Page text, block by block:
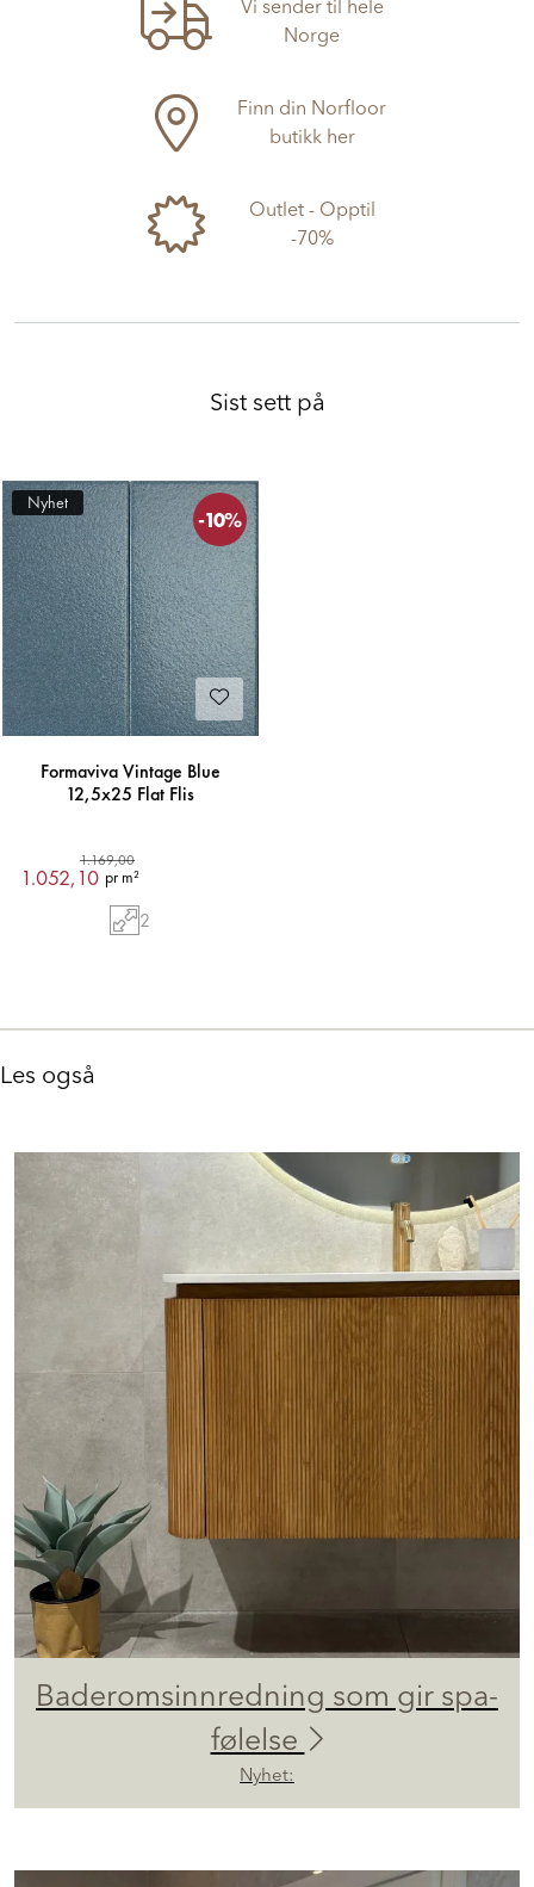
Vi sender til hele
Norge
Finn din Norfloor
butikk her
Outlet - Opptil
-70%
Sist sett på
Nyhet
-10%
Formaviva Vintage Blue
12,5x25 Flat Flis
1.169,00
1.052,10 pr m²
2
Les også
Baderomsinnredning som gir spa-
følelse
Nyhet: